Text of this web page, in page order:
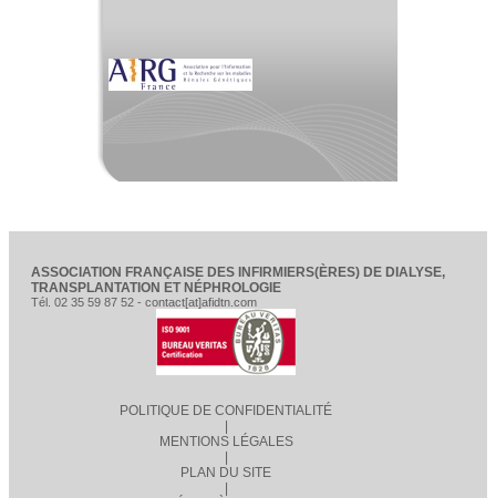
ASSOCIATION FRANÇAISE DES INFIRMIERS(ÈRES) DE DIALYSE,
TRANSPLANTATION ET NÉPHROLOGIE
Tél. 02 35 59 87 52 - contact[at]afidtn.com
POLITIQUE DE CONFIDENTIALITÉ
MENTIONS LÉGALES
PLAN DU SITE